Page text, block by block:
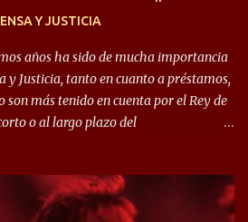
Y JUSTICIA
años ha sido de mucha importancia
y Justicia, tanto en cuanto a préstamos,
son más tenido en cuenta por el Rey de
o al largo plazo del
Brian Romero, quien paso a
mercado de pases y ha rendido de